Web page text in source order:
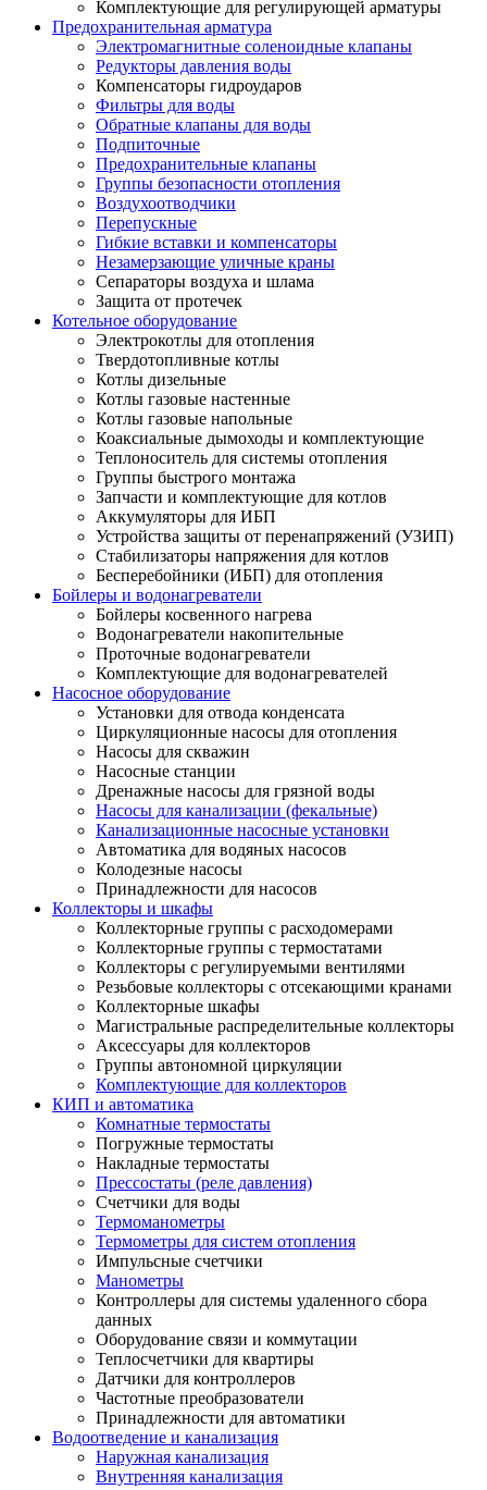
Комплектующие для регулирующей арматуры
Предохранительная арматура
Электромагнитные соленоидные клапаны
Редукторы давления воды
Компенсаторы гидроударов
Фильтры для воды
Обратные клапаны для воды
Подпиточные
Предохранительные клапаны
Группы безопасности отопления
Воздухоотводчики
Перепускные
Гибкие вставки и компенсаторы
Незамерзающие уличные краны
Сепараторы воздуха и шлама
Защита от протечек
Котельное оборудование
Электрокотлы для отопления
Твердотопливные котлы
Котлы дизельные
Котлы газовые настенные
Котлы газовые напольные
Коаксиальные дымоходы и комплектующие
Теплоноситель для системы отопления
Группы быстрого монтажа
Запчасти и комплектующие для котлов
Аккумуляторы для ИБП
Устройства защиты от перенапряжений (УЗИП)
Стабилизаторы напряжения для котлов
Бесперебойники (ИБП) для отопления
Бойлеры и водонагреватели
Бойлеры косвенного нагрева
Водонагреватели накопительные
Проточные водонагреватели
Комплектующие для водонагревателей
Насосное оборудование
Установки для отвода конденсата
Циркуляционные насосы для отопления
Насосы для скважин
Насосные станции
Дренажные насосы для грязной воды
Насосы для канализации (фекальные)
Канализационные насосные установки
Автоматика для водяных насосов
Колодезные насосы
Принадлежности для насосов
Коллекторы и шкафы
Коллекторные группы с расходомерами
Коллекторные группы с термостатами
Коллекторы с регулируемыми вентилями
Резьбовые коллекторы с отсекающими кранами
Коллекторные шкафы
Магистральные распределительные коллекторы
Аксессуары для коллекторов
Группы автономной циркуляции
Комплектующие для коллекторов
КИП и автоматика
Комнатные термостаты
Погружные термостаты
Накладные термостаты
Прессостаты (реле давления)
Счетчики для воды
Термоманометры
Термометры для систем отопления
Импульсные счетчики
Манометры
Контроллеры для системы удаленного сбора
данных
Оборудование связи и коммутации
Теплосчетчики для квартиры
Датчики для контроллеров
Частотные преобразователи
Принадлежности для автоматики
Водоотведение и канализация
Наружная канализация
Внутренняя канализация